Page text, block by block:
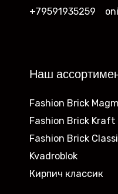
+79591935259
Наш
Fashion Brick
Fashion Brick Kraft
Fashion Brick
Kvadroblok
Кирпич классик